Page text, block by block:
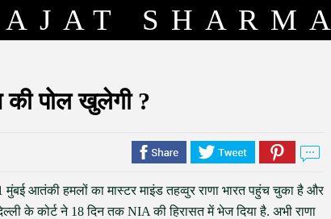
SHARMA
की पोल खुलेगी ?
मुंबई आतंकी हमलों का मास्टर माइंड तहव्वुर राणा भारत पहुंच चुका है और
के कोर्ट ने 18 दिन तक NIA की हिरासत में भेज दिया है. अभी राणा